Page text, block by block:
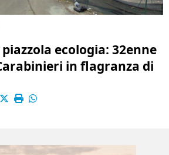
ecologia: 32enne
in flagranza di